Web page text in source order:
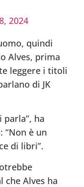
2024
quindi
Alves, prima
leggere i titoli
di JK
parla”, ha
“Non è un
di libri”.
che Alves ha